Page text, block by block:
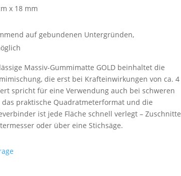
x 18 mm
auf gebundenen Untergründen,
Massiv-Gummimatte GOLD beinhaltet die
die erst bei Krafteinwirkungen von ca. 4
spricht für eine Verwendung auch bei schweren
das praktische Quadratmeterformat und die
ist jede Fläche schnell verlegt – Zuschnitte
oder über eine Stichsäge.